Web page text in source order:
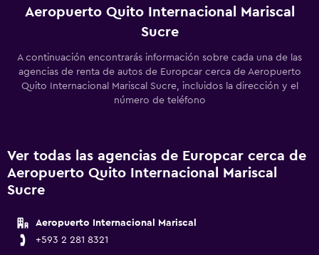
Aeropuerto Quito Internacional Mariscal
Sucre
A continuación encontrarás información sobre cada una de las
agencias de renta de autos de Europcar cerca de Aeropuerto
Quito Internacional Mariscal Sucre, incluidos la dirección y el
número de teléfono
Ver todas las agencias de Europcar cerca de
Aeropuerto Quito Internacional Mariscal
Sucre
Aeropuerto Internacional Mariscal
+593 2 281 8321